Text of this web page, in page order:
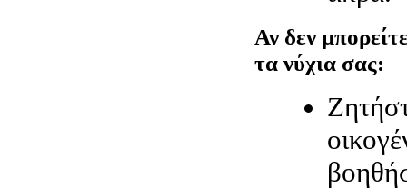
Αν δεν
τα νύχια σας: